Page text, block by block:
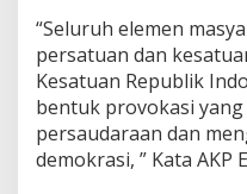
P
e
l
o
s
o
k
“Seluruh elemen
persatuan dan
Kesatuan Republik
bentuk provokasi
persaudaraan dan
demokrasi, ” Kata AKP